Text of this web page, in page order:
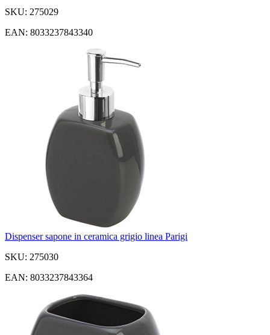
SKU: 275029
EAN: 8033237843340
Dispenser sapone in ceramica grigio linea Parigi
SKU: 275030
EAN: 8033237843364